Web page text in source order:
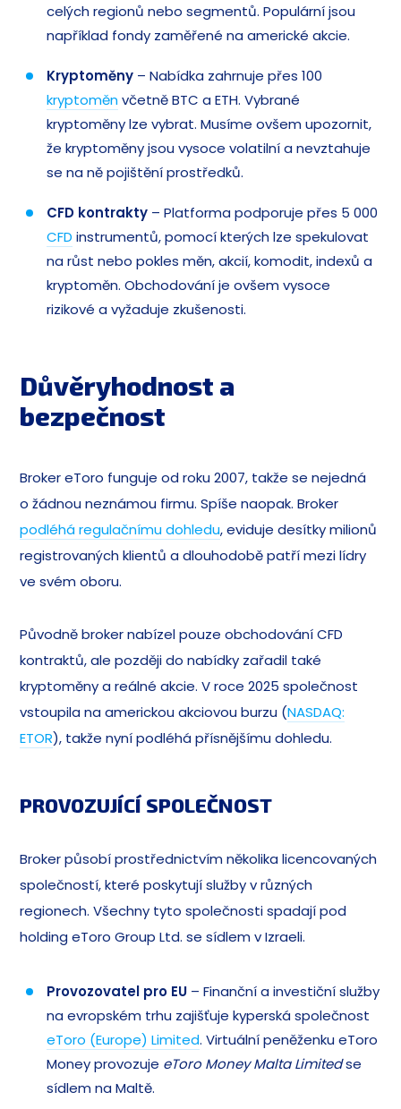
celých regionů nebo segmentů. Populární jsou
například fondy zaměřené na americké akcie.
Kryptoměny – Nabídka zahrnuje přes 100
kryptoměnvčetně BTC a ETH. Vybrané
kryptoměny lze vybrat. Musíme ovšem upozornit,
že kryptoměny jsou vysoce volatilní a nevztahuje
se na ně pojištění prostředků.
CFD kontrakty – Platforma podporuje přes 5 000
CFD instrumentů, pomocí kterých lze spekulovat
na růst nebo pokles měn, akcií, komodit, indexů a
kryptoměn. Obchodování je ovšem vysoce
rizikové a vyžaduje zkušenosti.
Důvěryhodnost a
bezpečnost
Broker eToro funguje od roku 2007, takže se nejedná
o žádnou neznámou firmu. Spíše naopak. Broker
podléhá regulačnímu dohledu, eviduje desítky milionů
registrovaných klientů a dlouhodobě patří mezi lídry
ve svém oboru.
Původně broker nabízel pouze obchodování CFD
kontraktů, ale později do nabídky zařadil také
kryptoměny a reálné akcie. V roce 2025 společnost
vstoupila na americkou akciovou burzu (NASDAQ:
ETOR), takže nyní podléhá přísnějšímu dohledu.
PROVOZUJÍCÍ SPOLEČNOST
Broker působí prostřednictvím několika licencovaných
společností, které poskytují služby v různých
regionech. Všechny tyto společnosti spadají pod
holding eToro Group Ltd. se sídlem v Izraeli.
Provozovatel pro EU – Finanční a investiční služby
na evropském trhu zajišťuje kyperská společnost
eToro (Europe) Limited. Virtuální peněženku eToro
Money provozuje eToro Money Malta Limitedse
sídlem na Maltě.